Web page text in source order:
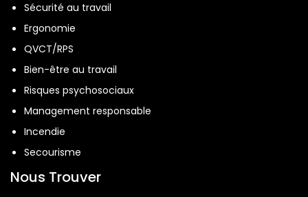
Sécurité au travail
Ergonomie
QVCT/RPS
Bien-être au travail
Risques psychosociaux
Management responsable
Incendie
Secourisme
Nous Trouver